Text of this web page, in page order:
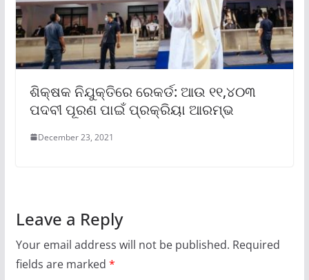
ଶିକ୍ଷକ ନିଯୁକ୍ତିରେ ରେକର୍ଡ: ଆଉ ୧୧,୪୦୩
ପଦବୀ ପୂରଣ ପାଇଁ ପ୍ରକ୍ରିୟା ଆରମ୍ଭ
December 23, 2021
Leave a Reply
Your email address will not be published. Required
fields are marked *